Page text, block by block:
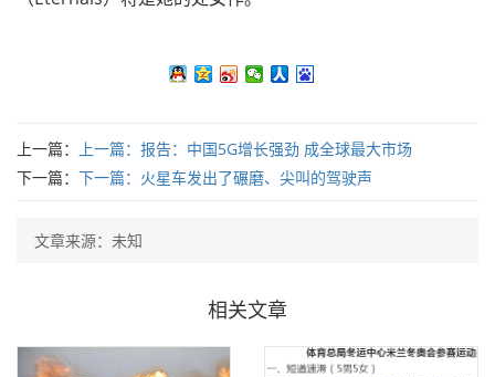
上一篇： 上一篇： 报告：中国5G增长强劲 成全球最大市场
下一篇： 下一篇： 火星车发出了碾磨、尖叫的驾驶声
文章来源：未知
相关文章